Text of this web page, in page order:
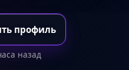
профиль
назад